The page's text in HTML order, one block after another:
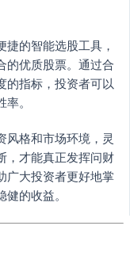
的智能选股工具，
的优质股票。通过合
的指标，投资者可以
。
风格和市场环境，灵
，才能真正发挥问财
广大投资者更好地掌
的收益。